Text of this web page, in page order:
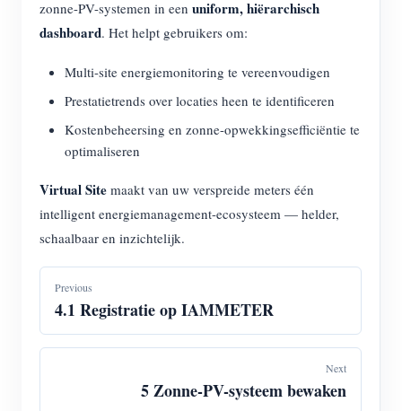
zonne-PV-systemen in een uniform, hiërarchisch
dashboard. Het helpt gebruikers om:
Multi-site energiemonitoring te vereenvoudigen
Prestatietrends over locaties heen te identificeren
Kostenbeheersing en zonne-opwekkingsefficiëntie te
optimaliseren
Virtual Site maakt van uw verspreide meters één
intelligent energiemanagement-ecosysteem — helder,
schaalbaar en inzichtelijk.
Previous
4.1 Registratie op IAMMETER
Next
5 Zonne-PV-systeem bewaken